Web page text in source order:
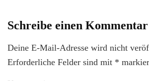
Schreibe einen Kommentar
Deine E-Mail-Adresse wird nicht
Erforderliche Felder sind mit *